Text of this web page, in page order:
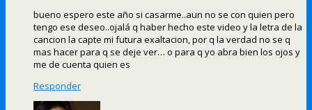
bueno espero este año si casarme..aun no se con quien pero
tengo ese deseo..ojalá q haber hecho este video y la letra de la
cancion la capte mi futura exaltacion, por q la verdad no se q
mas hacer para q se deje ver… o para q yo abra bien los ojos y
me de cuenta quien es
Responder